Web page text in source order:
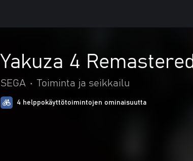
Yakuza 4 Remastered
SEGA • Toiminta ja seikkailu
4 helppokäyttötoimintojen ominaisuutta